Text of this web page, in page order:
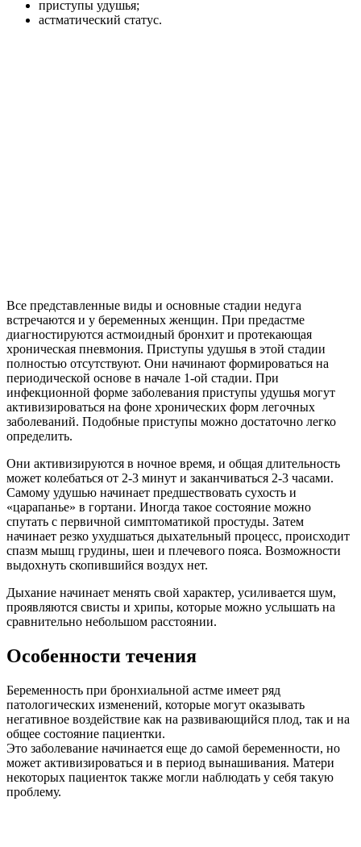
приступы удушья;
астматический статус.
Все представленные виды и основные стадии недуга
встречаются и у беременных женщин. При предастме
диагностируются астмоидный бронхит и протекающая
хроническая пневмония. Приступы удушья в этой стадии
полностью отсутствуют. Они начинают формироваться на
периодической основе в начале 1-ой стадии. При
инфекционной форме заболевания приступы удушья могут
активизироваться на фоне хронических форм легочных
заболеваний. Подобные приступы можно достаточно легко
определить.
Они активизируются в ночное время, и общая длительность
может колебаться от 2-3 минут и заканчиваться 2-3 часами.
Самому удушью начинает предшествовать сухость и
«царапанье» в гортани. Иногда такое состояние можно
спутать с первичной симптоматикой простуды. Затем
начинает резко ухудшаться дыхательный процесс, происходит
спазм мышц грудины, шеи и плечевого пояса. Возможности
выдохнуть скопившийся воздух нет.
Дыхание начинает менять свой характер, усиливается шум,
проявляются свисты и хрипы, которые можно услышать на
сравнительно небольшом расстоянии.
Особенности течения
Беременность при бронхиальной астме имеет ряд
патологических изменений, которые могут оказывать
негативное воздействие как на развивающийся плод, так и на
общее состояние пациентки.
Это заболевание начинается еще до самой беременности, но
может активизироваться и в период вынашивания. Матери
некоторых пациенток также могли наблюдать у себя такую
проблему.